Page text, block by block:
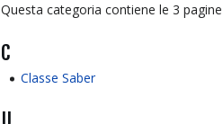
Questa categoria contiene le 3
C
Classe Saber